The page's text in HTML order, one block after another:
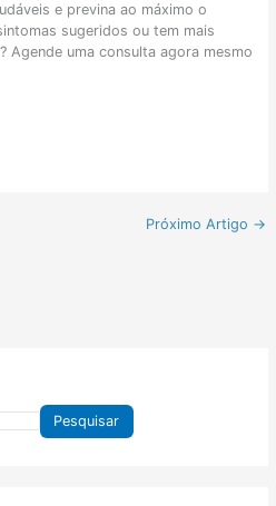
e previna ao máximo o
sugeridos ou tem mais
Agende uma consulta agora mesmo
Próximo Artigo →
Pesquisar